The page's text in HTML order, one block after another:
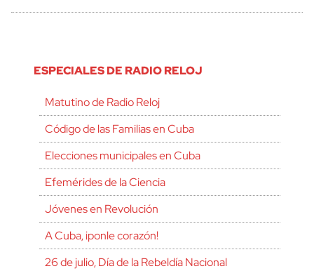
ESPECIALES DE RADIO RELOJ
Matutino de Radio Reloj
Código de las Familias en Cuba
Elecciones municipales en Cuba
Efemérides de la Ciencia
Jóvenes en Revolución
A Cuba, ¡ponle corazón!
26 de julio, Día de la Rebeldía Nacional